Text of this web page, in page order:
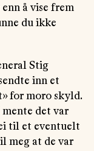
å vise frem
du ikke
Stig
inn et
for moro skyld.
det var
til et eventuelt
meg at de var